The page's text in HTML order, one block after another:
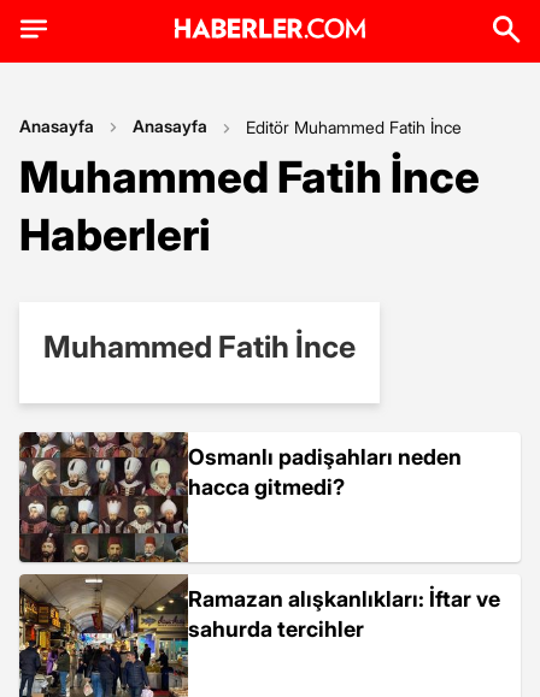
Anasayfa Anasayfa Editör Muhammed Fatih İnce
Muhammed Fatih İnce
Haberleri
Muhammed Fatih İnce
Osmanlı padişahları neden
hacca gitmedi?
Ramazan alışkanlıkları: İftar ve
sahurda tercihler